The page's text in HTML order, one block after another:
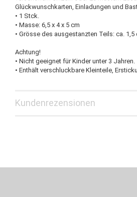
Glückwunschkarten, Einladungen und
• 1 Stck.
• Masse: 6,5 x 4 x 5 cm
• Grösse des ausgestanzten Teils: ca. 1,5
Achtung!
• Nicht geeignet für Kinder unter 3 Jahren.
• Enthält verschluckbare Kleinteile,
Kundenrezensionen